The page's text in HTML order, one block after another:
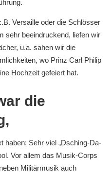
Versaille oder die Schlösser
sehr beeindruckend, liefen wir
u.a. sahen wir die
wo Prinz Carl Philip
Hochzeit gefeiert hat.
die
haben: Sehr viel „Dsching-Da-
Vor allem das Musik-Corps
Militärmusik auch